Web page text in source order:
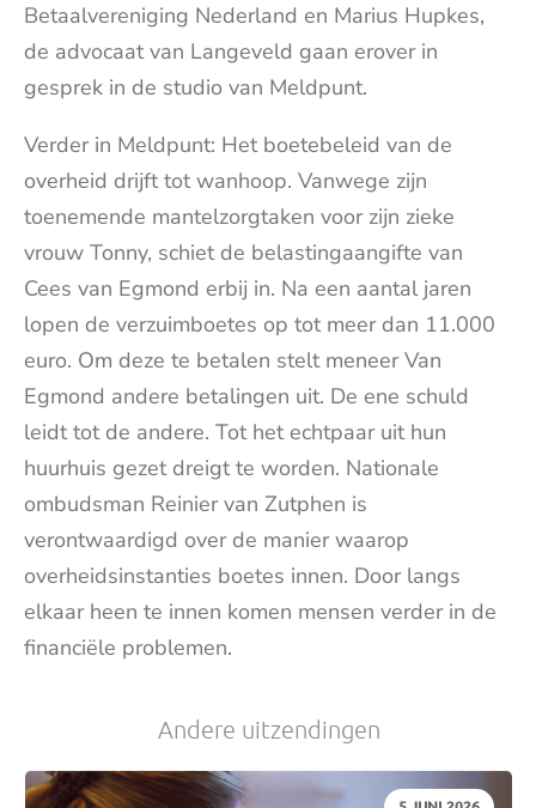
Betaalvereniging Nederland en Marius Hupkes,
de advocaat van Langeveld gaan erover in
gesprek in de studio van Meldpunt.
Verder in Meldpunt: Het boetebeleid van de
overheid drijft tot wanhoop. Vanwege zijn
toenemende mantelzorgtaken voor zijn zieke
vrouw Tonny, schiet de belastingaangifte van
Cees van Egmond erbij in. Na een aantal jaren
lopen de verzuimboetes op tot meer dan 11.000
euro. Om deze te betalen stelt meneer Van
Egmond andere betalingen uit. De ene schuld
leidt tot de andere. Tot het echtpaar uit hun
huurhuis gezet dreigt te worden. Nationale
ombudsman Reinier van Zutphen is
verontwaardigd over de manier waarop
overheidsinstanties boetes innen. Door langs
elkaar heen te innen komen mensen verder in de
financiële problemen.
Andere uitzendingen